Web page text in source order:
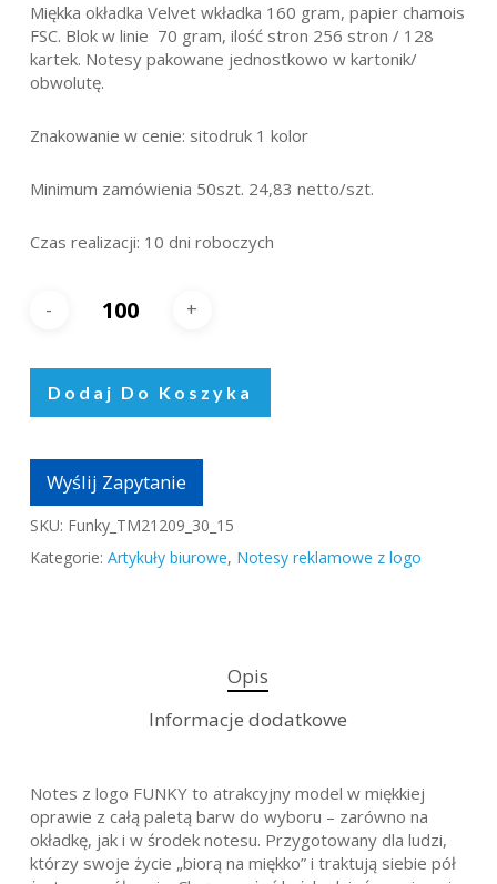
Miękka okładka Velvet wkładka 160 gram, papier chamois
FSC. Blok w linie 70 gram, ilość stron 256 stron / 128
kartek. Notesy pakowane jednostkowo w kartonik/
obwolutę.
Znakowanie w cenie: sitodruk 1 kolor
Minimum zamówienia 50szt. 24,83 netto/szt.
Czas realizacji: 10 dni roboczych
Dodaj Do Koszyka
Wyślij Zapytanie
SKU: Funky_TM21209_30_15
Kategorie: Artykuły biurowe, Notesy reklamowe z logo
Opis
Informacje dodatkowe
Notes z logo FUNKY to atrakcyjny model w miękkiej
oprawie z całą paletą barw do wyboru – zarówno na
okładkę, jak i w środek notesu. Przygotowany dla ludzi,
którzy swoje życie „biorą na miękko” i traktują siebie pół